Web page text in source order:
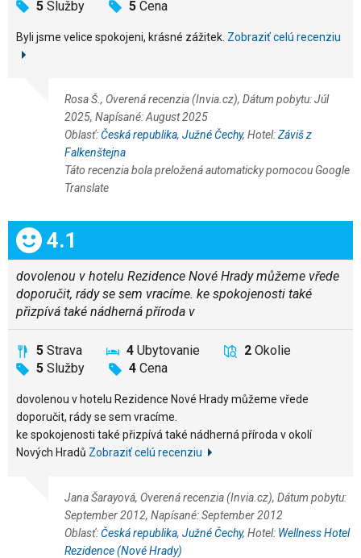
5 Služby 5 Cena
Byli jsme velice spokojeni, krásné zážitek. Zobraziť celú recenziu
Rosa Š., Overená recenzia (Invia.cz), Dátum pobytu: Júl
2025, Napísané: August 2025
Oblasť:Česká republika, Južné Čechy, Hotel:Záviš z
Falkenštejna
Táto recenzia bola preložená automaticky pomocou Google
Translate
Celkom:
4.1
dovolenou v hotelu Rezidence Nové Hrady můžeme vřede
doporučit, rády se sem vracíme. ke spokojenosti také
přizpívá také nádherná příroda v
5 Strava 4 Ubytovanie 2 Okolie
5 Služby 4 Cena
dovolenou v hotelu Rezidence Nové Hrady můžeme vřede
doporučit, rády se sem vracíme.
ke spokojenosti také přizpívá také nádherná příroda v okolí
Nových Hradů Zobraziť celú recenziu
Jana Šarayová, Overená recenzia (Invia.cz), Dátum pobytu:
September 2012, Napísané: September 2012
Oblasť:Česká republika, Južné Čechy, Hotel: Wellness Hotel
Rezidence (Nové Hrady)